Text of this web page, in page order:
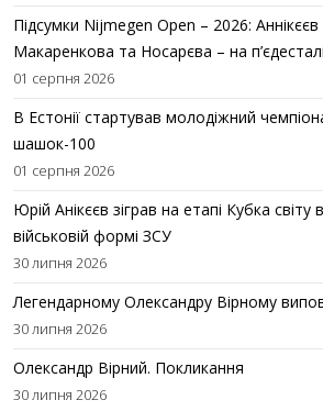
Підсумки Nijmegen Open – 2026:
Макаренкова та Носарєва – на п’єдесталі
01 серпня 2026
В Естонії стартував молодіжний
шашок-100
01 серпня 2026
Юрій Анікєєв зіграв на етапі Кубка світу
військовій формі ЗСУ
30 липня 2026
Легендарному Олександру Вірному
30 липня 2026
Олександр Вірний. Покликання
30 липня 2026